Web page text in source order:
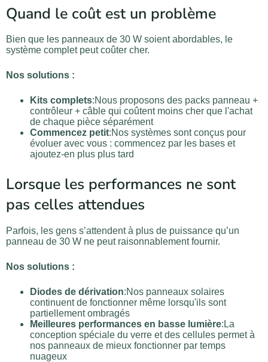
Quand le coût est un problème
Bien que les panneaux de 30 W soient abordables, le
système complet peut coûter cher.
Nos solutions :
Kits complets:Nous proposons des packs panneau +
contrôleur + câble qui coûtent moins cher que l'achat
de chaque pièce séparément
Commencez petit:Nos systèmes sont conçus pour
évoluer avec vous : commencez par les bases et
ajoutez-en plus plus tard
Lorsque les performances ne sont
pas celles attendues
Parfois, les gens s’attendent à plus de puissance qu’un
panneau de 30 W ne peut raisonnablement fournir.
Nos solutions :
Diodes de dérivation:Nos panneaux solaires
continuent de fonctionner même lorsqu'ils sont
partiellement ombragés
Meilleures performances en basse lumière:La
conception spéciale du verre et des cellules permet à
nos panneaux de mieux fonctionner par temps
nuageux